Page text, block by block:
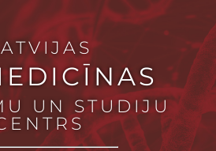
UN STUDIJU